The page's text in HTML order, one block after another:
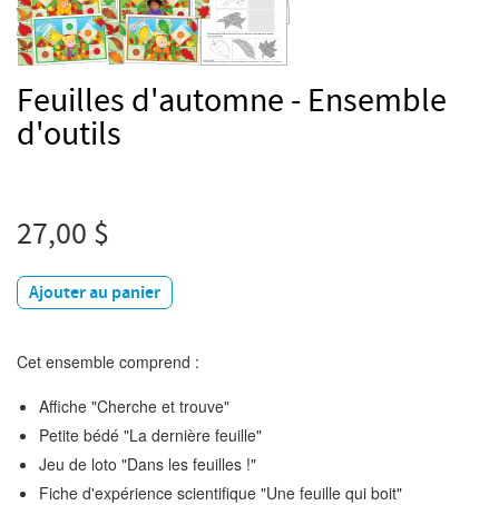
Feuilles d'automne - Ensemble
d'outils
27,00 $
Ajouter au panier
Cet ensemble comprend :
Affiche "Cherche et trouve"
Petite bédé "La dernière feuille"
Jeu de loto "Dans les feuilles !"
Fiche d'expérience scientifique "Une feuille qui boit"